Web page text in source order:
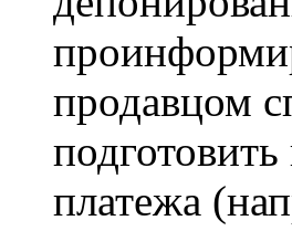
продавцом
платежа